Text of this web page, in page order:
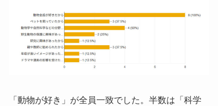
「動物が好き」が全員一致でした。半数は「科学